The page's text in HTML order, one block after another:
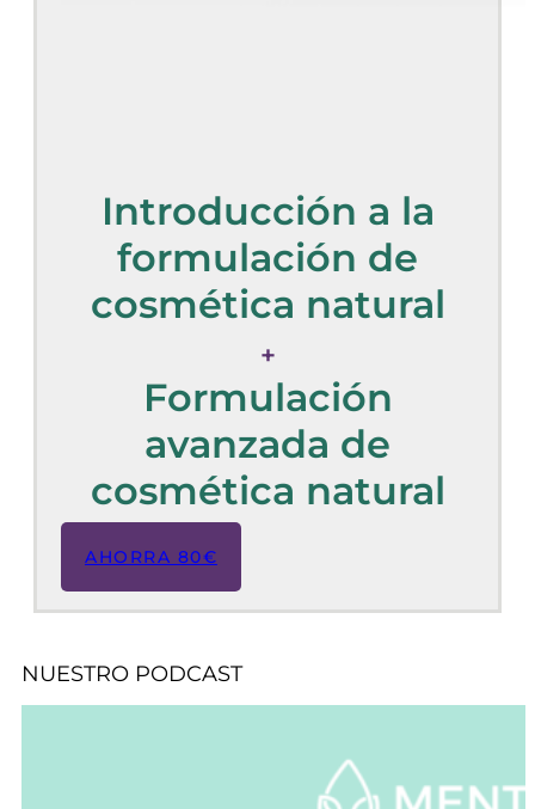
Introducción a la
formulación de
cosmética natural
+
Formulación
avanzada de
cosmética natural
AHORRA 80€
NUESTRO PODCAST